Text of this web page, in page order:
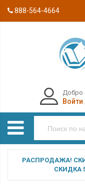
888-564-4664
Добро
Войти
РАСПРОДАЖА!
СКИДКА